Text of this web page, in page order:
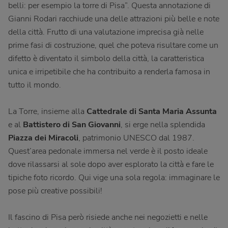
belli: per esempio la torre di Pisa”. Questa annotazione di
Gianni Rodari racchiude una delle attrazioni più belle e note
della città. Frutto di una valutazione imprecisa già nelle
prime fasi di costruzione, quel che poteva risultare come un
difetto è diventato il simbolo della città, la caratteristica
unica e irripetibile che ha contribuito a renderla famosa in
tutto il mondo.
La Torre, insieme alla Cattedrale di Santa Maria Assunta
e al Battistero di San Giovanni, si erge nella splendida
Piazza dei Miracoli, patrimonio UNESCO dal 1987.
Quest’area pedonale immersa nel verde è il posto ideale
dove rilassarsi al sole dopo aver esplorato la città e fare le
tipiche foto ricordo. Qui vige una sola regola: immaginare le
pose più creative possibili!
Il fascino di Pisa però risiede anche nei negozietti e nelle